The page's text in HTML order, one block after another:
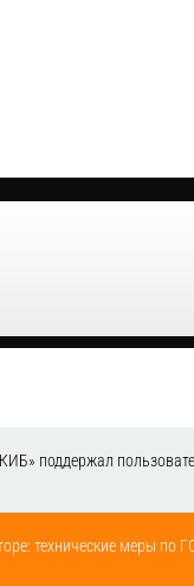
поддержал
технические меры по